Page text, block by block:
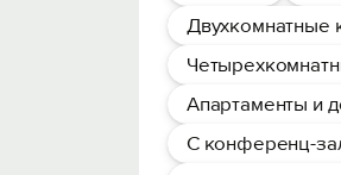
Двухкомнатные
Апартаменты и
С конференц-